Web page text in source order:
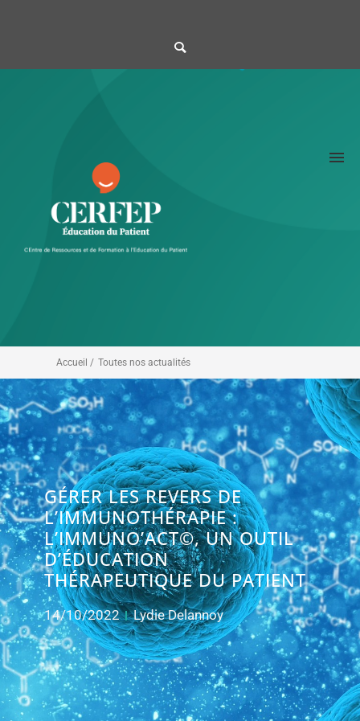
Accueil / Toutes nos actualités
GÉRER LES REVERS DE
L’IMMUNOTHÉRAPIE :
L’IMMUNO’ACT©, UN OUTIL
D’ÉDUCATION
THÉRAPEUTIQUE DU PATIENT
14/10/2022 Lydie Delannoy